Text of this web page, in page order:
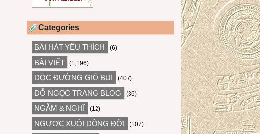
Categories
BÀI HÁT YÊU THÍCH (6)
BÀI VIẾT (1,196)
DỌC ĐƯỜNG GIÓ BỤI (407)
ĐỖ NGỌC TRANG BLOG (36)
NGẪM & NGHĨ (12)
NGƯỢC XUÔI DÒNG ĐỜI (107)